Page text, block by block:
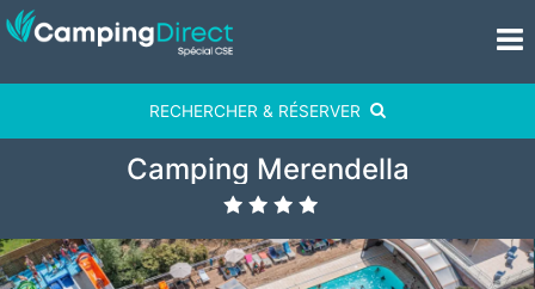
RECHERCHER & RÉSERVER
Camping Merendella